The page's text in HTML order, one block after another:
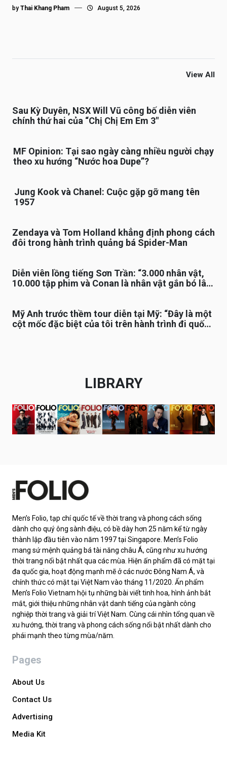
by Thai Khang Pham August 5, 2026
View All
Sau Kỳ Duyên, NSX Will Vũ công bố diễn viên
chính thứ hai của “Chị Chị Em Em 3″
MF Opinion: Tại sao ngày càng nhiều người chạy
theo xu hướng “Nước hoa Dupe”?
Jung Kook và Chanel: Cuộc gặp gỡ mang tên
1957
Zendaya và Tom Holland khẳng định phong cách
đôi trong hành trình quảng bá Spider-Man
Diễn viên lồng tiếng Sơn Trần: “3.000 nhân vật,
10.000 tập phim và Conan là nhân vật gắn bó lâu
Mỹ Anh trước thềm tour diễn tại Mỹ: “Đây là một
cột mốc đặc biệt của tôi trên hành trình đi quốc
LIBRARY
Men’s Folio, tạp chí quốc tế về thời trang và phong cách sống
dành cho quý ông sành điệu, có bề dày hơn 25 năm kể từ ngày
thành lập đầu tiên vào năm 1997 tại Singapore. Men’s Folio
mang sứ mệnh quảng bá tài năng châu Á, cũng như xu hướng
thời trang nổi bật nhất qua các mùa. Hiện ấn phẩm đã có mặt tại
đa quốc gia, hoạt động mạnh mẽ ở các nước Đông Nam Á, và
chính thức có mặt tại Việt Nam vào tháng 11/2020. Ấn phẩm
Men’s Folio Vietnam hội tụ những bài viết tinh hoa, hình ảnh bắt
mắt, giới thiệu những nhân vật danh tiếng của ngành công
nghiệp thời trang và giải trí Việt Nam. Cùng cái nhìn tổng quan về
xu hướng, thời trang và phong cách sống nổi bật nhất dành cho
phái mạnh theo từng mùa/năm.
Pages
About Us
Contact Us
Advertising
Media Kit